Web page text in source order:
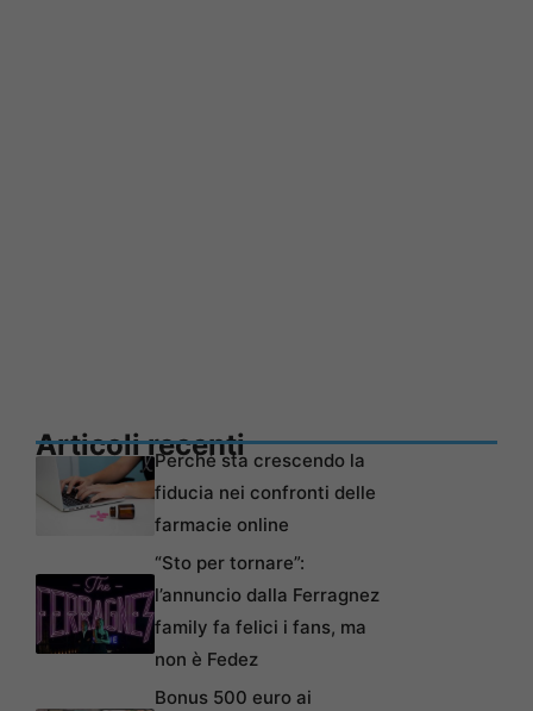
Articoli recentiPerché sta crescendo la
fiducia nei confronti delle
farmacie online
“Sto per tornare”:
l’annuncio dalla Ferragnez
family fa felici i fans, ma
non è Fedez
Bonus 500 euro ai